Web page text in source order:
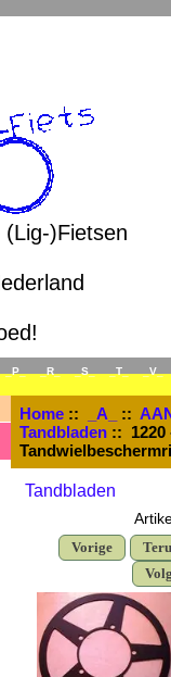
)Fietsen
_P_ _R_ _S_ _T_
_V_
Home:: _A_ ::
Tandbladen:: 1220
Tandbladen
Vorige